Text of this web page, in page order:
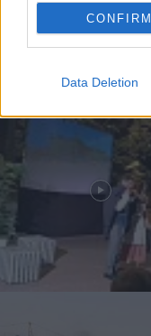
CONFIRM
Data Deletion